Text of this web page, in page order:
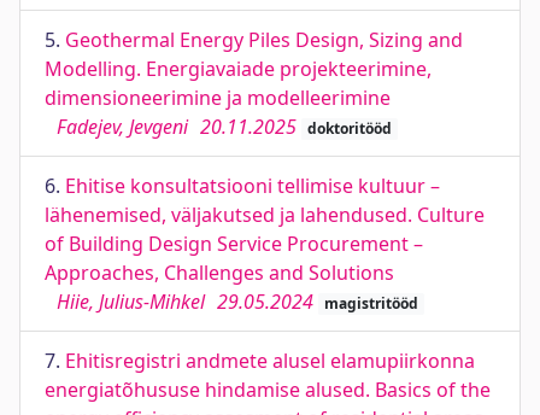
5. Geothermal Energy Piles Design, Sizing and
Modelling. Energiavaiade projekteerimine,
dimensioneerimine ja modelleerimine
Fadejev, Jevgeni 20.11.2025 doktoritööd
6. Ehitise konsultatsiooni tellimise kultuur –
lähenemised, väljakutsed ja lahendused. Culture
of Building Design Service Procurement –
Approaches, Challenges and Solutions
Hiie, Julius-Mihkel 29.05.2024 magistritööd
7. Ehitisregistri andmete alusel elamupiirkonna
energiatõhususe hindamise alused. Basics of the